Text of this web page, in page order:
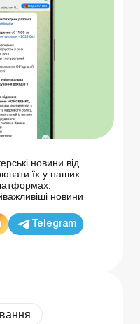
новини від
їх у наших
новини
Telegram